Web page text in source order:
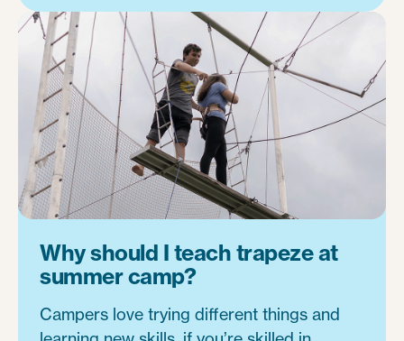
Why should I teach trapeze at
summer camp?
Campers love trying different things and